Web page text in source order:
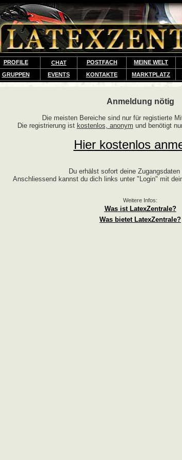
PROFILE CHAT POSTFACH MEINE WELT
GRUPPEN EVENTS KONTAKTE MARKTPLATZ
Anmeldung nötig
Die meisten Bereiche sind nur für registierte
Die registrierung ist kostenlos, anonym und benötigt
Hier kostenlos
Du erhälst sofort deine Zugangsdaten
Anschliessend kannst du dich links unter "Login" mit
Weitere Infos:
Was ist LatexZentrale?
Was bietet LatexZentrale?